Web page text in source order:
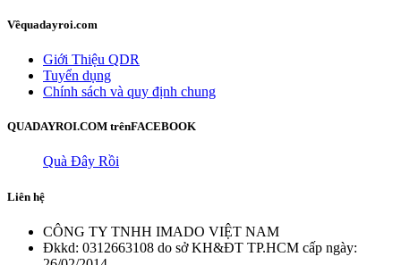
Vềquadayroi.com
Giới Thiệu QDR
Tuyển dụng
Chính sách và quy định chung
QUADAYROI.COM trênFACEBOOK
Quà Đây Rồi
Liên hệ
CÔNG TY TNHH IMADO VIỆT NAM
Đkkd: 0312663108 do sở KH&ĐT TP.HCM cấp ngày: